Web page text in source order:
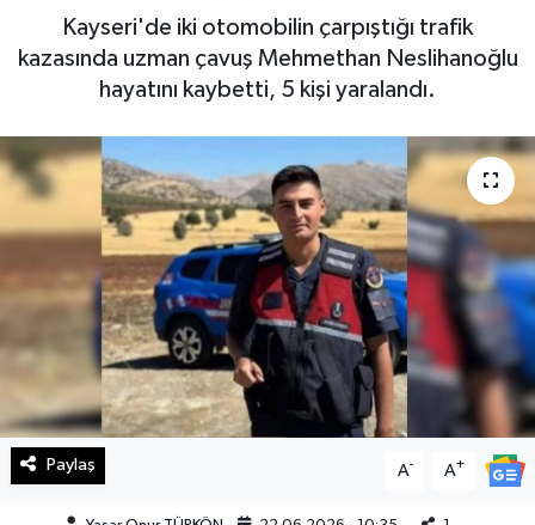
Kayseri'de iki otomobilin çarpıştığı trafik
kazasında uzman çavuş Mehmethan Neslihanoğlu
hayatını kaybetti, 5 kişi yaralandı.
Paylaş A- A+
Haberde İnsan
Kültür Sanat
Magazin
Manşet Altı
Manşetler
Resmi İlan
Sağlık
Spor